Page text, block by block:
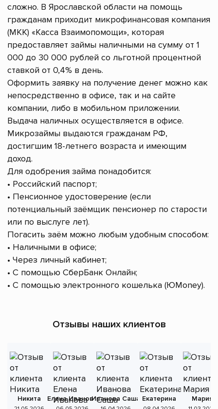
сложно. В Ярославской области на помощь
гражданам приходит микрофинансовая компания
(МКК) «Касса Взаимопомощи», которая
предоставляет займы наличными на сумму от 1
000 до 30 000 рублей со льготной процентной
ставкой от 0,4% в день.
Оформить заявку на получение денег можно как
непосредственно в офисе, так и на сайте
компании, либо в мобильном приложении.
Выдача наличных осуществляется в офисе.
Микрозаймы выдаются гражданам РФ,
достигшим 18-летнего возраста и имеющим
доход.
Для одобрения займа понадобится:
• Российский паспорт;
• Пенсионное удостоверение (если
потенциальный заёмщик пенсионер по старости
или по выслуге лет).
Погасить заём можно любым удобным способом:
• Наличными в офисе;
• Через личный кабинет;
• С помощью СберБанк Онлайн;
• С помощью электронного кошелька (ЮMoney).
Отзывы наших клиентов
Никита Елена ИвановаИванова Саша Екатерина Мария